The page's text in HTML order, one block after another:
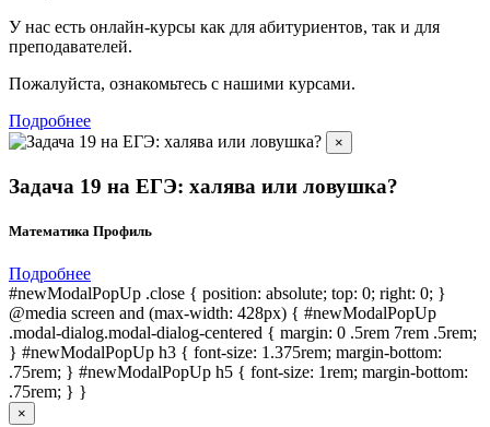
У нас есть онлайн-курсы как для абитуриентов, так и для
преподавателей.
Пожалуйста, ознакомьтесь с нашими курсами.
Подробнее
×
Задача 19 на ЕГЭ: халява или ловушка?
Математика Профиль
Подробнее
#newModalPopUp .close { position: absolute; top: 0; right: 0; }
@media screen and (max-width: 428px) { #newModalPopUp
.modal-dialog.modal-dialog-centered { margin: 0 .5rem 7rem .5rem;
} #newModalPopUp h3 { font-size: 1.375rem; margin-bottom:
.75rem; } #newModalPopUp h5 { font-size: 1rem; margin-bottom:
.75rem; } }
×